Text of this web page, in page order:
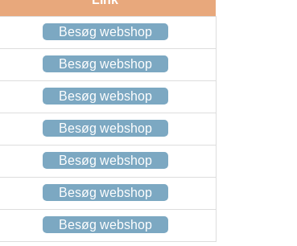
Besøg webshop
Besøg webshop
Besøg webshop
Besøg webshop
Besøg webshop
Besøg webshop
Besøg webshop